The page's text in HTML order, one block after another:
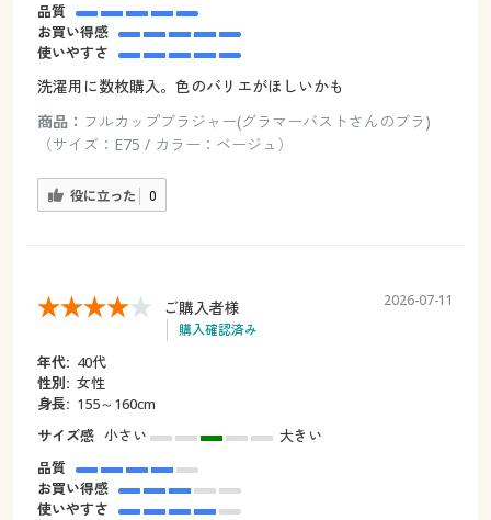
品質
お買い得感
使いやすさ
洗濯用に数枚購入。色のバリエがほしいかも
商品： フルカップブラジャー(グラマーバストさんのブラ)
（サイズ：E75 / カラー：ベージュ）
役に立った 0
ご購入者様
購入確認済み
2026-07-11
年代: 40代
性別: 女性
身長: 155～160cm
サイズ感 小さい
大きい
品質
お買い得感
使いやすさ